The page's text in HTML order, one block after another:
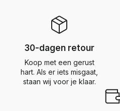
30-dagen retour
Koop met een gerust
hart. Als er iets misgaat,
staan wij voor je klaar.